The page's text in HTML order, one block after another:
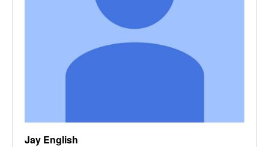
Jay English